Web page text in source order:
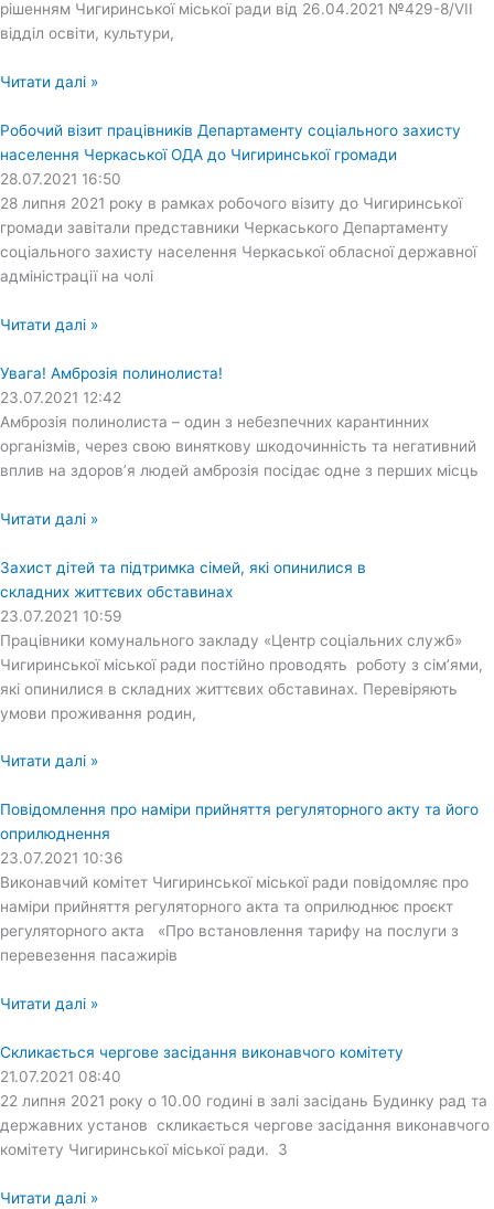
рішенням Чигиринської міської ради від 26.04.2021 №429-8/VІІ
відділ освіти, культури,
Читати далі »
Робочий візит працівників Департаменту соціального захисту
населення Черкаської ОДА до Чигиринської громади
28.07.2021 16:50
28 липня 2021 року в рамках робочого візиту до Чигиринської
громади завітали представники Черкаського Департаменту
соціального захисту населення Черкаської обласної державної
адміністрації на чолі
Читати далі »
Увага! Амброзія полинолиста!
23.07.2021 12:42
Амброзія полинолиста – один з небезпечних карантинних
організмів, через свою виняткову шкодочинність та негативний
вплив на здоров’я людей амброзія посідає одне з перших місць
Читати далі »
Захист дітей та підтримка сімей, які опинилися в
складних життєвих обставинах
23.07.2021 10:59
Працівники комунального закладу «Центр соціальних служб»
Чигиринської міської ради постійно проводять роботу з сім’ями,
які опинилися в складних життєвих обставинах. Перевіряють
умови проживання родин,
Читати далі »
Повідомлення про наміри прийняття регуляторного акту та його
оприлюднення
23.07.2021 10:36
Виконавчий комітет Чигиринської міської ради повідомляє про
наміри прийняття регуляторного акта та оприлюднює проєкт
регуляторного акта «Про встановлення тарифу на послуги з
перевезення пасажирів
Читати далі »
Скликається чергове засідання виконавчого комітету
21.07.2021 08:40
22 липня 2021 року о 10.00 годині в залі засідань Будинку рад та
державних установ скликається чергове засідання виконавчого
комітету Чигиринської міської ради. З
Читати далі »